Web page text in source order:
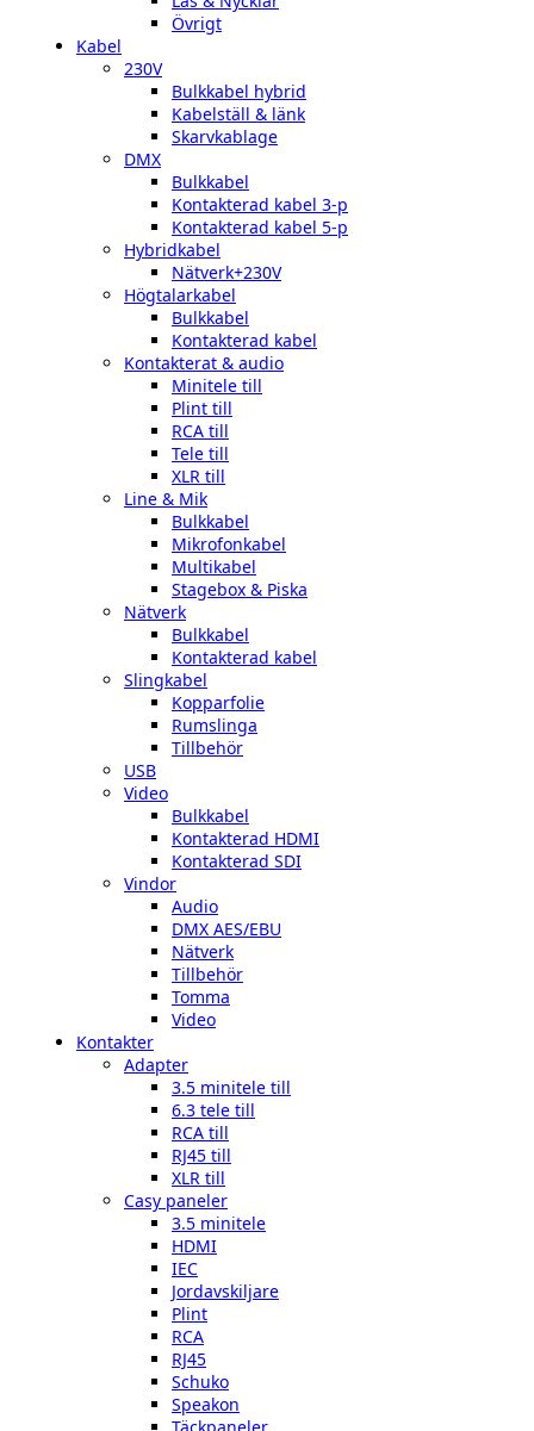
Övrigt
Kabel
230V
Bulkkabel hybrid
Kabelställ & länk
Skarvkablage
DMX
Bulkkabel
Kontakterad kabel 3-p
Kontakterad kabel 5-p
Hybridkabel
Nätverk+230V
Högtalarkabel
Bulkkabel
Kontakterad kabel
Kontakterat & audio
Minitele till
Plint till
RCA till
Tele till
XLR till
Line & Mik
Bulkkabel
Mikrofonkabel
Multikabel
Stagebox & Piska
Nätverk
Bulkkabel
Kontakterad kabel
Slingkabel
Kopparfolie
Rumslinga
Tillbehör
USB
Video
Bulkkabel
Kontakterad HDMI
Kontakterad SDI
Vindor
Audio
DMX AES/EBU
Nätverk
Tillbehör
Tomma
Video
Kontakter
Adapter
3.5 minitele till
6.3 tele till
RCA till
RJ45 till
XLR till
Casy paneler
3.5 minitele
HDMI
IEC
Jordavskiljare
Plint
RCA
RJ45
Schuko
Speakon